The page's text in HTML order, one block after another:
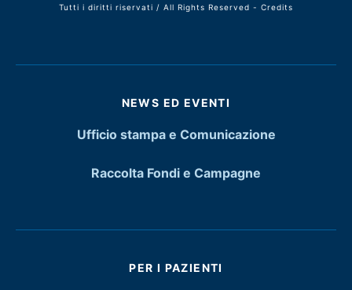
Tutti i diritti riservati / All Rights Reserved - Credits
NEWS ED EVENTI
Ufficio stampa e Comunicazione
Raccolta Fondi e Campagne
PER I PAZIENTI